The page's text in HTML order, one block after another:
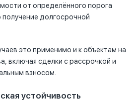
от определённого порога
долгосрочной
это применимо и к объектам на
включая сделки с рассрочкой и
взносом.
устойчивость